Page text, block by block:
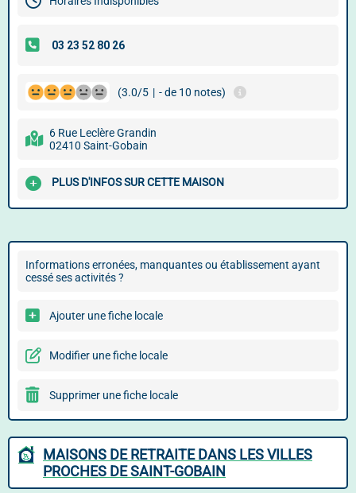
(3.0/5 | - de 10 notes)
6 Rue Leclère Grandin
02410 Saint-Gobain
PLUS D'INFOS SUR CETTE MAISON
Informations erronées, manquantes ou établissement ayant
cessé ses activités ?
Ajouter une fiche locale
Modifier une fiche locale
Supprimer une fiche locale
MAISONS DE RETRAITE DANS LES VILLES
PROCHES DE SAINT-GOBAIN